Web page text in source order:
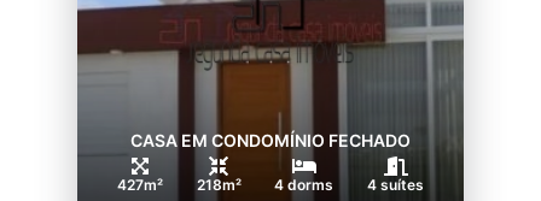
CASA EM CONDOMÍNIO FECHADO
427m² 218m² 4 dorms 4 suítes